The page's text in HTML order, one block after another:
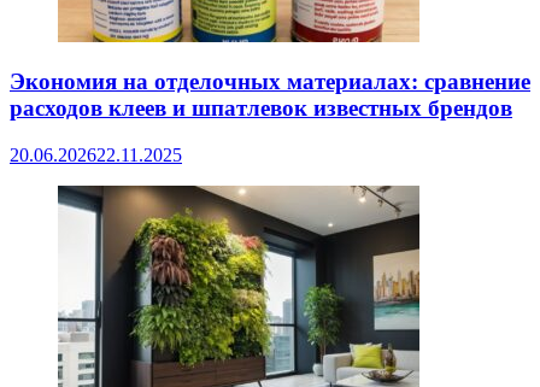
Экономия на отделочных материалах: сравнение
расходов клеев и шпатлевок известных брендов
20.06.202622.11.2025